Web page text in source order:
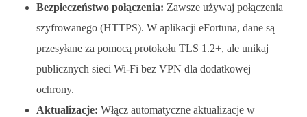
Bezpieczeństwo połączenia: Zawsze używaj połączenia
szyfrowanego (HTTPS). W aplikacji eFortuna, dane są
przesyłane za pomocą protokołu TLS 1.2+, ale unikaj
publicznych sieci Wi-Fi bez VPN dla dodatkowej
ochrony.
Aktualizacje: Włącz automatyczne aktualizacje w